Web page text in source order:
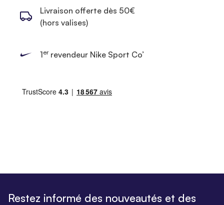
Livraison offerte dès 50€
(hors valises)
1errevendeur Nike Sport Co’
Restez informé des nouveautés et des